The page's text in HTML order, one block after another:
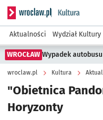
Serwis informacyjny
Aktualności Wydział Kultury
WROCŁAW Wypadek
wroclaw.pl Kultura
"Obietnica
Horyzonty